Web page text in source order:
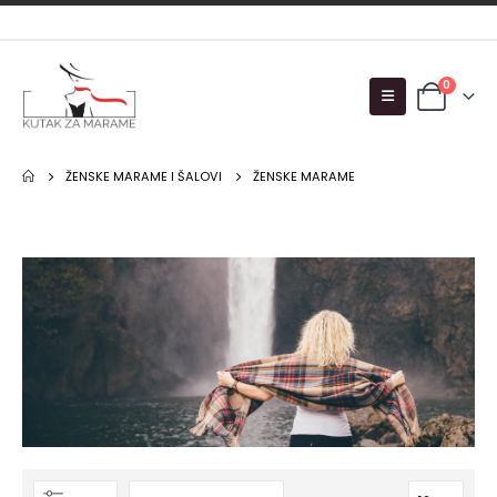
0
ŽENSKE MARAME I ŠALOVI ŽENSKE MARAME